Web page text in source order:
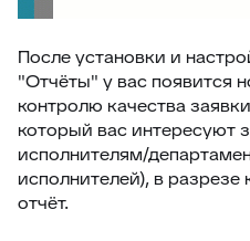
Дополнительная панель
44Наблюдатели
45
Подтверждение макроса
46Внешние ссылки
47
Внешние ссылки (омни)
После установки и
"Отчёты" у вас появится
контролю качества
который вас интересуют
исполнителям/
исполнителей), в
отчёт.